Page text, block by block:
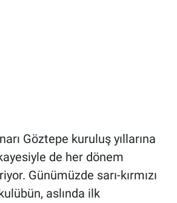
Göztepe kuruluş yıllarına
de her dönem
Günümüzde sarı-kırmızı
aslında ilk